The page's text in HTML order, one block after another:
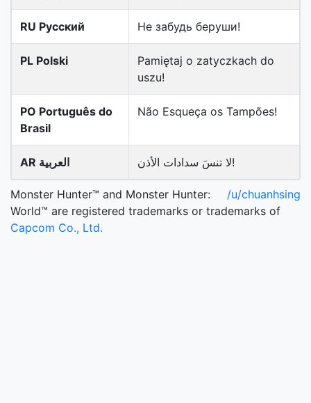
RU Русский Не забудь беруши!
PL Polski
Pamiętaj o zatyczkach do
uszu!
PO Português do
Brasil
Não Esqueça os Tampões!
AR العربية لا تنسَ سدادات الأذن!
/u/chuanhsing
Monster Hunter™ and Monster Hunter:
World™ are registered trademarks or trademarks of
Capcom Co., Ltd.